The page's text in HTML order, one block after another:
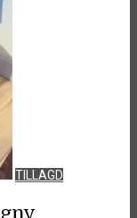
TILLAGD